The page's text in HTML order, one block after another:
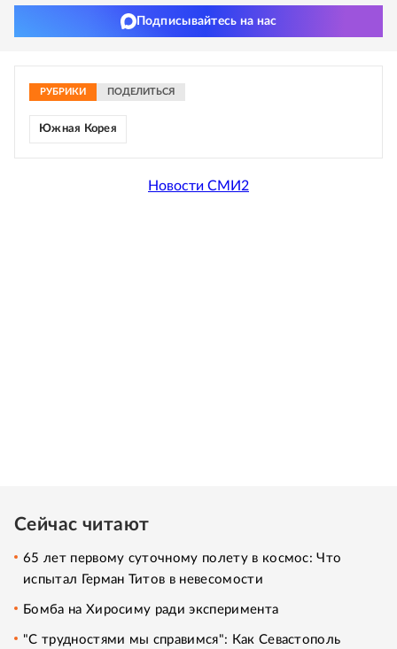
Подписывайтесь на нас
РУБРИКИ ПОДЕЛИТЬСЯ
Южная Корея
Новости СМИ2
Сейчас читают
65 лет первому суточному полету в космос: Что
испытал Герман Титов в невесомости
Бомба на Хиросиму ради эксперимента
"С трудностями мы справимся": Как Севастополь